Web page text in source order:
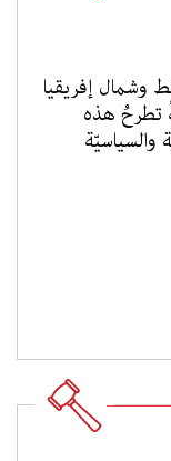
وشمال إفريقيا
تطرحُ هذه
والسياسيّة